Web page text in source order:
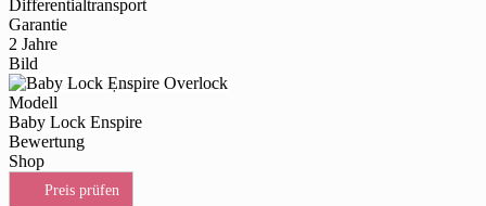
Differentialtransport
Garantie
2 Jahre
Bild
Modell
Baby Lock Enspire
Bewertung
Shop
Preis prüfen